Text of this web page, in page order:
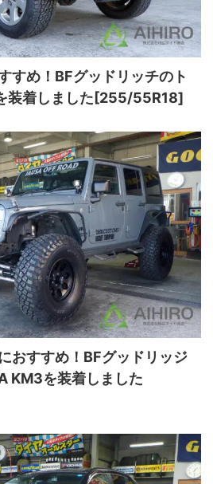
すめ！BFグッドリッチのト
装着しました[255/55R18]
おすすめ！BFグッドリッジ
KM3を装着しました